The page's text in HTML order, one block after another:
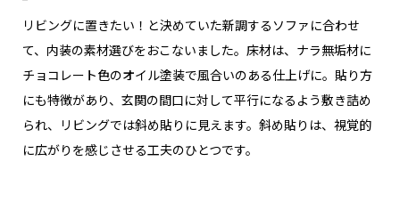
リビングに置きたい！と決めていた新調するソファに合わせ
て、内装の素材選びをおこないました。床材は、ナラ無垢材に
チョコレート色のオイル塗装で風合いのある仕上げに。貼り方
にも特徴があり、玄関の間口に対して平行になるよう敷き詰め
られ、リビングでは斜め貼りに見えます。斜め貼りは、視覚的
に広がりを感じさせる工夫のひとつです。